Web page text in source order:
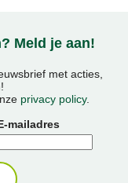
Meld je aan!
met acties,
privacy policy.
mailadres